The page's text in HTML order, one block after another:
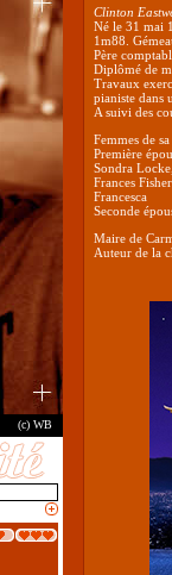
(c) WB
Clinton
Né le 31 mai
1m88.
Père
Diplômé de
Travaux
pianiste dans
A suivi des
Femmes de
Première
Sondra
Frances
Francesca
Seconde
Maire de
Auteur de la